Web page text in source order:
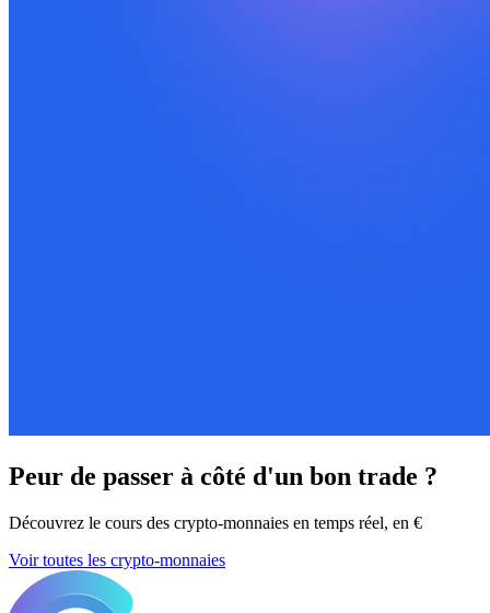
Peur de passer à côté d'un bon trade ?
Découvrez le cours des crypto-monnaies en temps réel, en €
Voir toutes les crypto-monnaies